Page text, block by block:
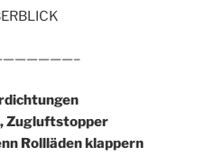
Zugluftstopper
Rollläden klappern